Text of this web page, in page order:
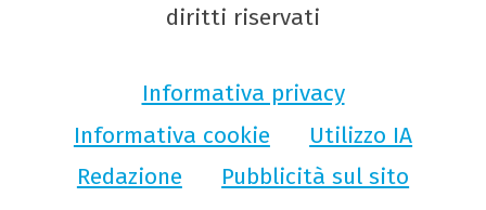
diritti riservati
Informativa privacy
Informativa cookie
Utilizzo IA
Redazione
Pubblicità sul sito